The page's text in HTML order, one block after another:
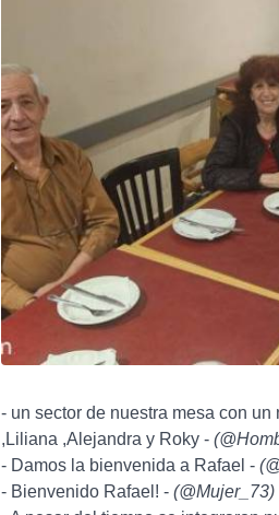
- un sector de nuestra mesa con un
,Liliana ,Alejandra y Roky - (
- Damos la bienvenida a Rafael - (
- Bienvenido Rafael! - (@Mujer_73)